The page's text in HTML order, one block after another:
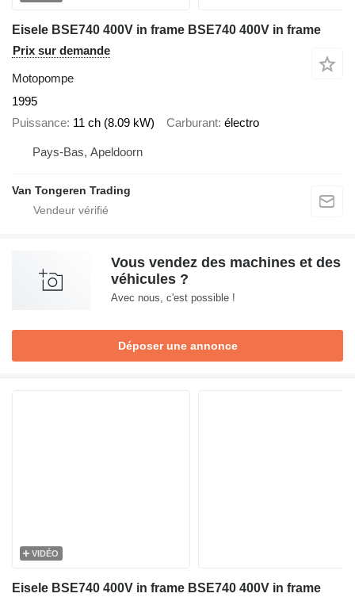
Eisele BSE740 400V in frame BSE740 400V in frame
Prix sur demande
Motopompe
1995
Puissance 11 ch (8.09 kW) Carburant électro
Pays-Bas, Apeldoorn
Van Tongeren Trading
Vous vendez des machines et des
véhicules ?
Avec nous, c'est possible !
Déposer une annonce
VIDÉO
Eisele BSE740 400V in frame BSE740 400V in frame